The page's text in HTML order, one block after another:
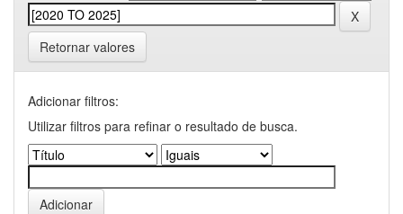
Retornar valores
Adicionar filtros:
Utilizar filtros para refinar o resultado de busca.